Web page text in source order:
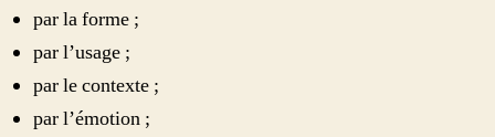
par la forme ;
par l’usage ;
par le contexte ;
par l’émotion ;